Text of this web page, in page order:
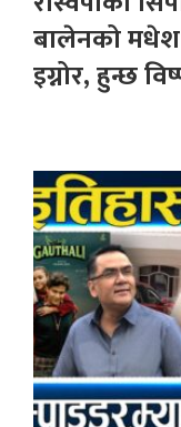
बालेनको मधेश
इग्नोर, हुन्छ